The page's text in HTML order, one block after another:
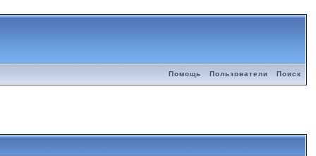
Помощь Пользователи Поиск